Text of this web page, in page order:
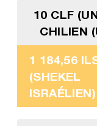
10 CLF
CHILIEN
1 184,56
(SHEKEL
ISRAÉLIEN)